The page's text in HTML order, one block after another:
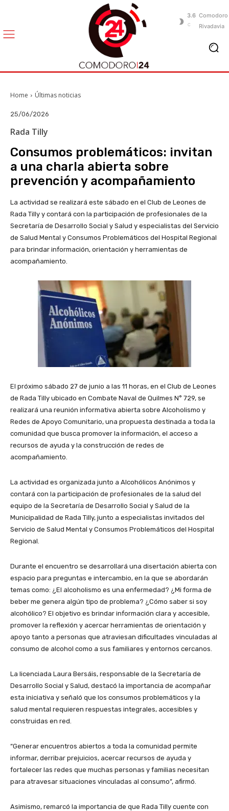
3.6
C
Comodoro
Rivadavia
Home Últimas noticias
25/06/2026
Rada Tilly
Consumos problemáticos: invitan
a una charla abierta sobre
prevención y acompañamiento
La actividad se realizará este sábado en el Club de Leones de
Rada Tilly y contará con la participación de profesionales de la
Secretaría de Desarrollo Social y Salud y especialistas del Servicio
de Salud Mental y Consumos Problemáticos del Hospital Regional
para brindar información, orientación y herramientas de
acompañamiento.
El próximo sábado 27 de junio a las 11 horas, en el Club de Leones
de Rada Tilly ubicado en Combate Naval de Quilmes N° 729, se
realizará una reunión informativa abierta sobre Alcoholismo y
Redes de Apoyo Comunitario, una propuesta destinada a toda la
comunidad que busca promover la información, el acceso a
recursos de ayuda y la construcción de redes de
acompañamiento.
La actividad es organizada junto a Alcohólicos Anónimos y
contará con la participación de profesionales de la salud del
equipo de la Secretaría de Desarrollo Social y Salud de la
Municipalidad de Rada Tilly, junto a especialistas invitados del
Servicio de Salud Mental y Consumos Problemáticos del Hospital
Regional.
Durante el encuentro se desarrollará una disertación abierta con
espacio para preguntas e intercambio, en la que se abordarán
temas como: ¿El alcoholismo es una enfermedad? ¿Mi forma de
beber me genera algún tipo de problema? ¿Cómo saber si soy
alcohólico? El objetivo es brindar información clara y accesible,
promover la reflexión y acercar herramientas de orientación y
apoyo tanto a personas que atraviesan dificultades vinculadas al
consumo de alcohol como a sus familiares y entornos cercanos.
La licenciada Laura Bersáis, responsable de la Secretaría de
Desarrollo Social y Salud, destacó la importancia de acompañar
esta iniciativa y señaló que los consumos problemáticos y la
salud mental requieren respuestas integrales, accesibles y
construidas en red.
“Generar encuentros abiertos a toda la comunidad permite
informar, derribar prejuicios, acercar recursos de ayuda y
fortalecer las redes que muchas personas y familias necesitan
para atravesar situaciones vinculadas al consumo”, afirmó.
Asimismo, remarcó la importancia de que Rada Tilly cuente con